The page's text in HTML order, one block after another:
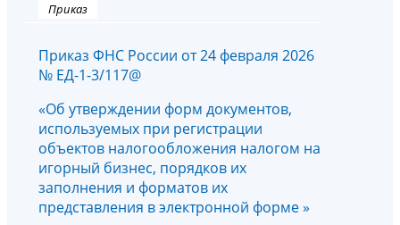
Приказ
Приказ ФНС России от 24 февраля 2026
№ ЕД-1-3/117@
«Об утверждении форм документов,
используемых при регистрации
объектов налогообложения налогом на
игорный бизнес, порядков их
заполнения и форматов их
представления в электронной форме »